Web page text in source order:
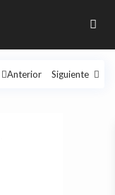
Anterior Siguiente